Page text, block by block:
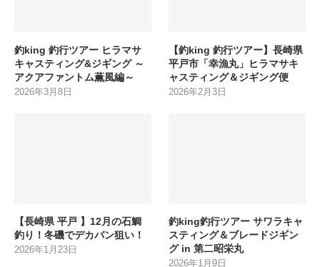
釣king 釣行ツアー ヒラマサ
キャスティング&ジギング ～
アクアファントム薫風編～
2026年3月8日
【釣king 釣行ツアー】長崎県
平戸市「幸漁丸」ヒラマサキ
ャスティング＆ジギング便
2026年2月3日
【長崎県 平戸 】12月の石鯛
釣り！冬磯でデカバン狙い！
2026年1月23日
釣king釣行ツアー サワラキャ
スティング＆ブレードジギン
グ in 第二昭栄丸
2026年1月9日